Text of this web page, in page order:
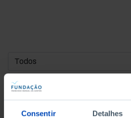
Consentir Detalhes
DATA DE INÍCIO
DATA DE FIM